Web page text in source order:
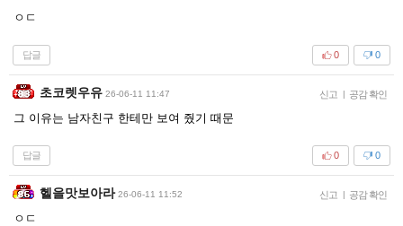
ㅇㄷ
답글 0
0
초코렛우유 26-06-11 11:47 신고 | 공감 확인
그 이유는 남자친구 한테만 보여 줬기 때문
답글 0
0
헬을맛보아라 26-06-11 11:52 신고 | 공감 확인
ㅇㄷ